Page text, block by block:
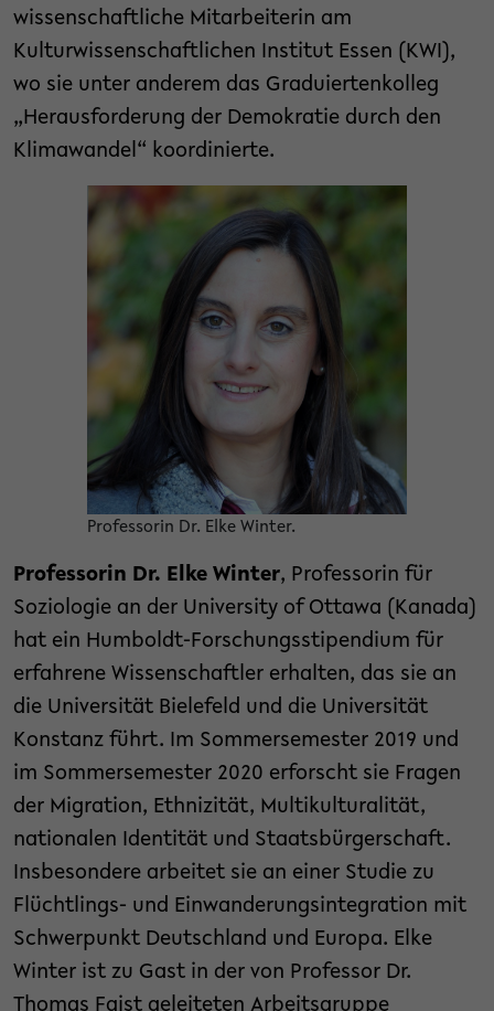
wissenschaftliche Mitarbeiterin am
Kulturwissenschaftlichen Institut Essen (KWI),
wo sie unter anderem das Graduiertenkolleg
„Herausforderung der Demokratie durch den
Klimawandel“ koordinierte.
Professorin Dr. Elke Winter.
Professorin Dr. Elke Winter, Professorin für
Soziologie an der University of Ottawa (Kanada)
hat ein Humboldt-Forschungsstipendium für
erfahrene Wissenschaftler erhalten, das sie an
die Universität Bielefeld und die Universität
Konstanz führt. Im Sommersemester 2019 und
im Sommersemester 2020 erforscht sie Fragen
der Migration, Ethnizität, Multikulturalität,
nationalen Identität und Staatsbürgerschaft.
Insbesondere arbeitet sie an einer Studie zu
Flüchtlings- und Einwanderungsintegration mit
Schwerpunkt Deutschland und Europa. Elke
Winter ist zu Gast in der von Professor Dr.
Thomas Faist geleiteten Arbeitsgruppe